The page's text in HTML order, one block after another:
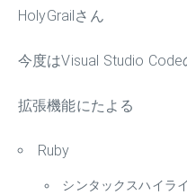
HolyGrailさん
今度はVisual Studio Code
拡張機能にたよる
Ruby
シンタックスハイラ